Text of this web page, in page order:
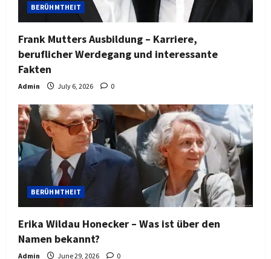
n BERÜHMTHEIT
Frank Mutters Ausbildung – Karriere,
beruflicher Werdegang und interessante
Fakten
Admin July 6, 2026 0
BERÜHMTHEIT
Erika Wildau Honecker – Was ist über den
Namen bekannt?
Admin June 29, 2026 0